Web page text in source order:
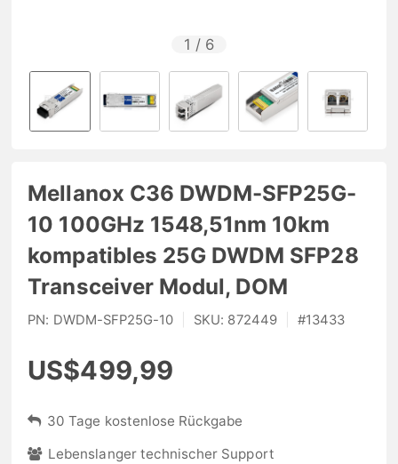
1 / 6
Mellanox C36 DWDM-SFP25G-
10 100GHz 1548,51nm 10km
kompatibles 25G DWDM SFP28
Transceiver Modul, DOM
PN: DWDM-SFP25G-10 SKU: 872449 #13433
US$499,99
30 Tage kostenlose Rückgabe
Lebenslanger technischer Support